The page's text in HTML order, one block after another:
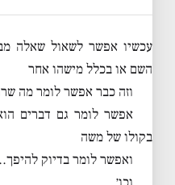
עכשיו אפשר לשאול שאלה
השם או בכלל מישהו אחר
וזה כבר אפשר לומר מה
אפשר לומר גם דברים
בקולו של משה
ואפשר לומר בדיוק